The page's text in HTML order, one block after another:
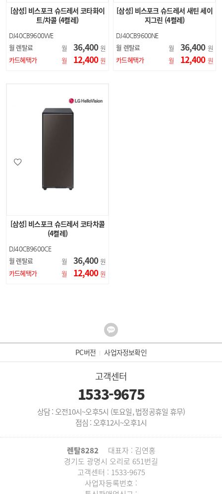
[삼성] 비스포크 슈드레서 코타화이
트/차콜 (4켤레)
DJ40CB9600WE
월 렌탈료 월 36,400 원
카드혜택가
월 12,400 원
[삼성] 비스포크 슈드레서 새틴 세이
지그린 (4켤레)
DJ40CB9600NE
월 렌탈료 월 36,400 원
카드혜택가
월 12,400 원
[삼성] 비스포크 슈드레서 코타차콜
(4켤레)
DJ40CB9600CE
월 렌탈료 월 36,400 원
카드혜택가
월 12,400 원
PC버전 사업자정보확인
고객센터
1533-9675
상담 : 오전10시~오후5시 (토요일, 법정공휴일 휴무)
점심 : 오후12시~오후1시
렌탈8282
대표자 : 김연홍
경기도 광명시 오리로 651번길
고객센터 : 1533-9675
사업자등록번호 :